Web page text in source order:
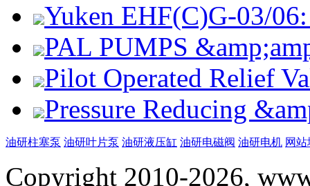
Yuken EHF(C)G-03/
PAL PUMPS
Pilot Operated Relief
Pressure Reducing
油研柱塞泵 油研叶片泵 油研液压缸 油研电磁阀 油研电机 网
Copyright 2010-2026,